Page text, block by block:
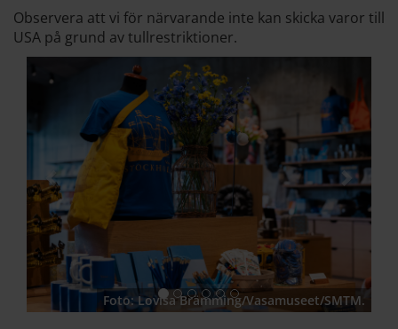
Observera att vi för närvarande inte kan skicka varor till
USA på grund av tullrestriktioner.
Foto: Lovisa Brämming/Vasamuseet/SMTM.